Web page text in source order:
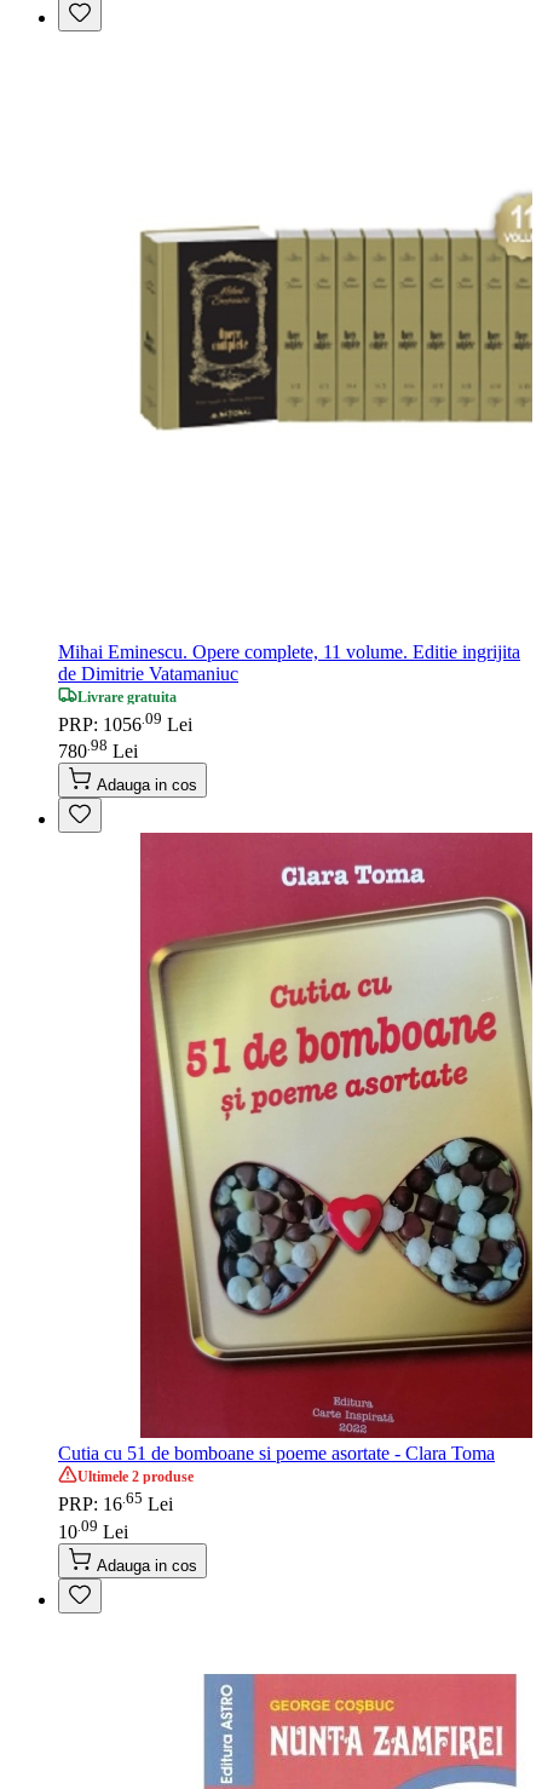
Mihai Eminescu. Opere complete, 11 volume. Editie ingrijita
de Dimitrie Vatamaniuc
Livrare gratuita
PRP: 1056 09 Lei
780 98 Lei
Adauga in cos
Cutia cu 51 de bomboane si poeme asortate - Clara Toma
Ultimele 2 produse
PRP: 16 65 Lei
10 09 Lei
Adauga in cos